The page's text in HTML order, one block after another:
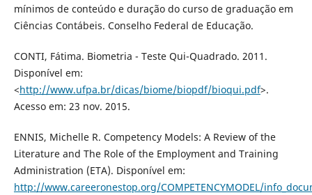
mínimos de conteúdo e duração do curso de graduação em
Ciências Contábeis. Conselho Federal de Educação.
CONTI, Fátima. Biometria - Teste Qui-Quadrado. 2011.
Disponível em:
<http://www.ufpa.br/dicas/biome/biopdf/bioqui.pdf>.
Acesso em: 23 nov. 2015.
ENNIS, Michelle R. Competency Models: A Review of the
Literature and The Role of the Employment and Training
Administration (ETA). Disponível em:
http://www.careeronestop.org/COMPETENCYMODEL/